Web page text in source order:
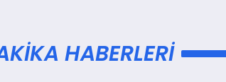
HABERLERI